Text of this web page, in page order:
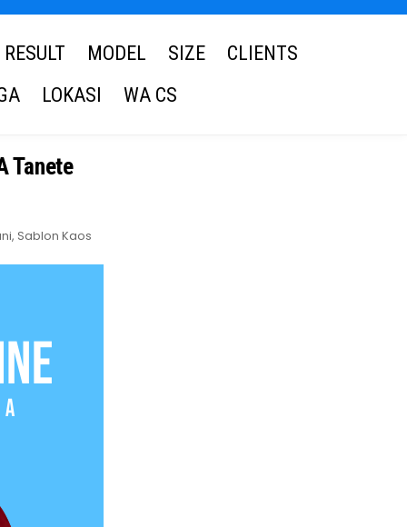
RESULT MODEL SIZE
CLIENTS
LOKASI WA CS
Tanete
, Sablon Kaos